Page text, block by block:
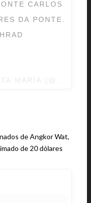
CARLOS
DA PONTE.
de Angkor Wat,
de 20 dólares